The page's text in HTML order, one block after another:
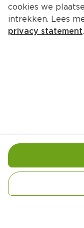
PLUS
Per Doos 300 st
Handige
cookies we
intrekken. Lees
privacy statement.